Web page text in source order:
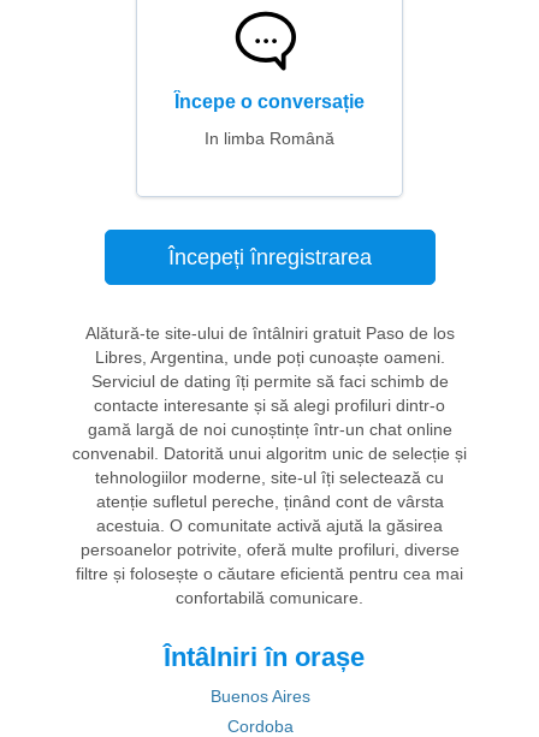
Începe o conversație
In limba Română
Începeți înregistrarea
Alătură-te site-ului de întâlniri gratuit Paso de los
Libres, Argentina, unde poți cunoaște oameni.
Serviciul de dating îți permite să faci schimb de
contacte interesante și să alegi profiluri dintr-o
gamă largă de noi cunoștințe într-un chat online
convenabil. Datorită unui algoritm unic de selecție și
tehnologiilor moderne, site-ul îți selectează cu
atenție sufletul pereche, ținând cont de vârsta
acestuia. O comunitate activă ajută la găsirea
persoanelor potrivite, oferă multe profiluri, diverse
filtre și folosește o căutare eficientă pentru cea mai
confortabilă comunicare.
Întâlniri în orașe
Buenos Aires
Cordoba